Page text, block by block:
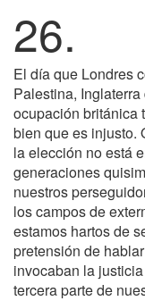
26.
El día que Londres
Palestina,
ocupación británica
bien que es injusto.
la elección no está
generaciones
nuestros
los campos de
estamos hartos de
pretensión de
invocaban la
tercera parte de